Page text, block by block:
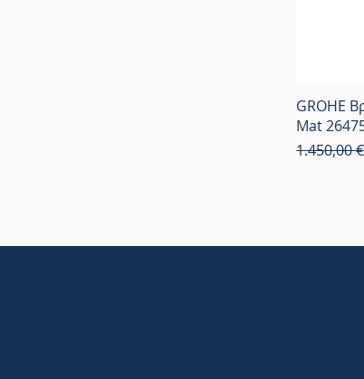
GROHE
Mat
Κανονική
1.450,00 €